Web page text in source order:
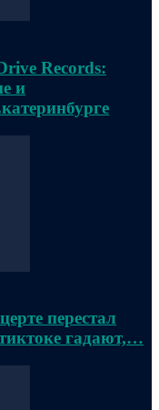
Records:
и
перестал
гадают,…